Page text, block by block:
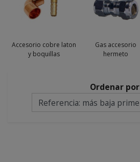
Accesorio cobre laton
y boquillas
Gas accesorio
hermeto
Ordenar por